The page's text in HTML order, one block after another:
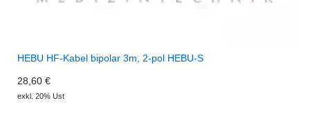
HEBU HF-Kabel bipolar 3m, 2-pol HEBU-S
28,60 €
exkl. 20% Ust